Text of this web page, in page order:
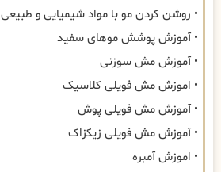
• روشن کردن مو با مواد شیمیایی و طبیعی
• آموزش پوشش موهای سفید
• آموزش مش سوزنی
• اموزش مش فویلی کلاسیک
• آموزش مش فویلی پوش
• آموزش مش فویلی زیکزاک
• اموزش آمبره